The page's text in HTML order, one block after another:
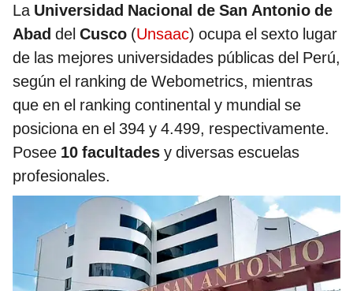
LaUniversidad Nacional de San Antonio de
Abad del Cusco (Unsaac) ocupa el sexto lugar
de las mejores universidades públicas del Perú,
según el ranking de Webometrics, mientras
que en el ranking continental y mundial se
posiciona en el 394 y 4.499, respectivamente.
Posee 10 facultades y diversas escuelas
profesionales.